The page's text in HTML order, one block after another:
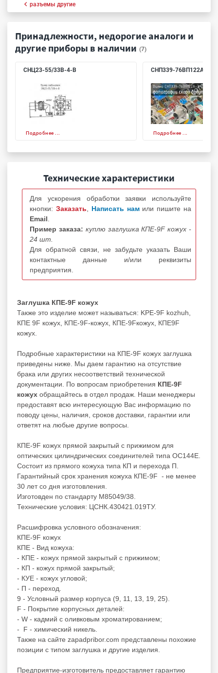
разъемы другие
Принадлежности, недорогие аналоги и
другие приборы в наличии (7)
СНЦ23-55/33В-4-В
Подробнее ...
СНП339-76ВП122А-3-Т
Подробнее ...
Технические характеристики
Для ускорения обработки заявки используйте
кнопки: Заказать Написать нам или пишите на
Email
Пример заказа: куплю заглушка КПЕ-9F кожух -
24 шт.
Для обратной связи, не забудьте указать Ваши
контактные данные и/или реквизиты
предприятия.
Заглушка КПЕ-9F кожух
Также это изделие может называться: KPE-9F kozhuh,
КПЕ 9F кожух, КПЕ-9F-кожух, КПЕ-9Fкожух, КПЕ9F
кожух.
Подробные характеристики на КПЕ-9F кожух заглушка
приведены ниже. Мы даем гарантию на отсутствие
брака или других несоответствий технической
документации. По вопросам приобретения КПЕ-9F
кожух обращайтесь в отдел продаж. Наши менеджеры
предоставят всю интересующую Вас информацию по
поводу цены, наличия, сроков доставки, гарантии или
ответят на любые другие вопросы.
КПЕ-9F кожух прямой закрытый с прижимом для
оптических цилиндрических соединителей типа ОС144Е.
Состоит из прямого кожуха типа КП и перехода П.
Гарантийный срок хранения кожуха КПЕ-9F - не менее
30 лет со дня изготовления.
Изготовден по стандарту M85049/38.
Технические условия: ЦСНК.430421.019ТУ.
Расшифровка условного обозначения:
КПЕ-9F кожух
КПЕ - Вид кожуха:
- КПЕ - кожух прямой закрытый с прижимом;
- КП - кожух прямой закрытый;
- КУЕ - кожух угловой;
- П - переход.
9 - Условный размер корпуса (9, 11, 13, 19, 25).
F - Покрытие корпусных деталей:
- W - кадмий с оливковым хроматированием;
- F - химический никель.
Также на сайте zapadpribor.com представлены похожие
позиции с типом заглушка и другие изделия.
Предприятие-изготовитель предоставляет гарантию